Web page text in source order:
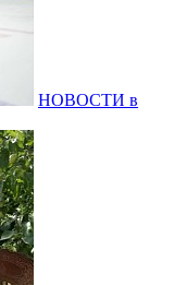
НОВОСТИ в